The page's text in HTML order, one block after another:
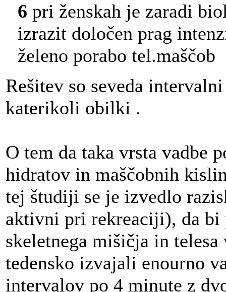
6 pri ženskah je zaradi
izrazit določen prag
želeno porabo tel.maščob
Rešitev so seveda
katerikoli obilki .
O tem da taka vrsta vadbe
hidratov in maščobnih
tej študiji se je izvedlo
aktivni pri rekreaciji), da bi
skeletnega mišičja in
tedensko izvajali enourno
intervalov po 4 minute z